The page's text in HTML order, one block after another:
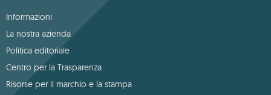
Informazioni
La nostra azienda
Politica editoriale
Centro per la Trasparenza
Risorse per il marchio e la stampa